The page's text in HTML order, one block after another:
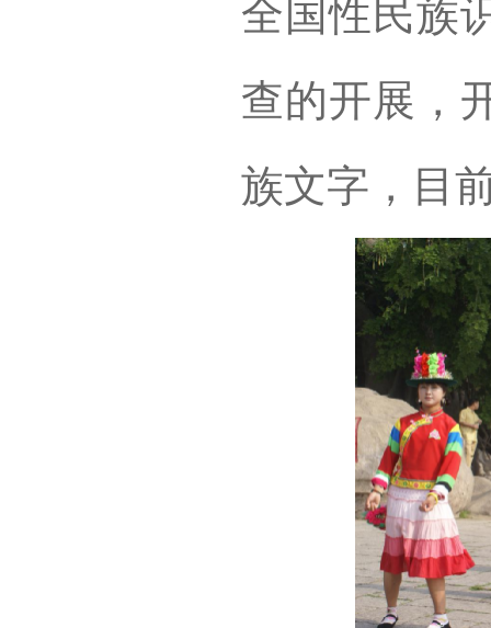
全国性民族
查的开展，
族文字，目